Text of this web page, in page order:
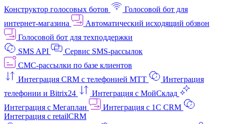
Конструктор голосовых ботов
Голосовой бот для
интернет‑магазина
Автоматический исходящий обзвон
Голосовой бот для техподдержки
SMS API
Сервис SMS-рассылок
СМС-рассылки по базе клиентов
Интеграция CRM с телефонией МТТ
Интеграция
телефонии и Bitrix24
Интеграция с МойСклад
Интеграция с Мегаплан
Интеграция с 1C CRM
Интеграция с retailCRM